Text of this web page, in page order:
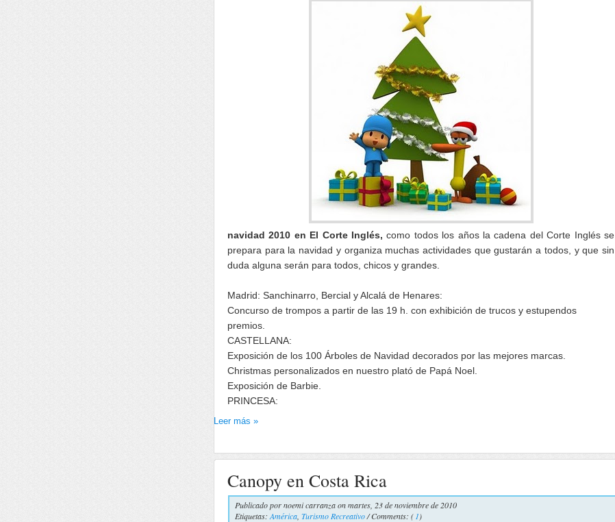
navidad 2010 en El Corte Inglés,como todos los años la cadena del Corte Inglés se
prepara para la navidad y organiza muchas actividades que gustarán a todos, y que sin
duda alguna serán para todos, chicos y grandes.
Madrid: Sanchinarro, Bercial y Alcalá de Henares:
Concurso de trompos a partir de las 19 h. con exhibición de trucos y estupendos
premios.
CASTELLANA:
Exposición de los 100 Árboles de Navidad decorados por las mejores marcas.
Christmas personalizados en nuestro plató de Papá Noel.
Exposición de Barbie.
PRINCESA:
Leer más »
Canopy en Costa Rica
Publicado pornoemi carranzaon martes, 23 de noviembre de 2010
Etiquetas: América Turismo Recreativo/ Comments: ( 1)